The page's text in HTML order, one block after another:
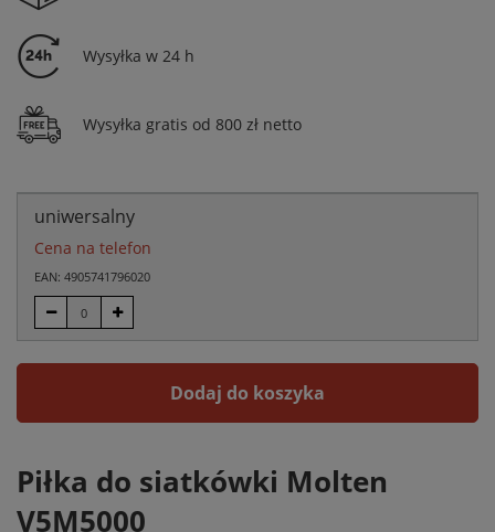
Wysyłka w 24 h
Wysyłka gratis od 800 zł netto
uniwersalny
Cena na telefon
EAN: 4905741796020
Dodaj do koszyka
Piłka do siatkówki Molten
V5M5000